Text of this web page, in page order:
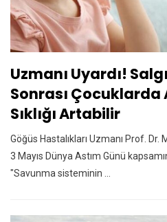
Uzmanı Uyardı!
Sonrası Çocuklarda
Sıklığı Artabilir
Göğüs Hastalıkları Uzmanı Prof.
3 Mayıs Dünya Astım Günü
"Savunma sisteminin ...